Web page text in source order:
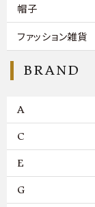
帽子
ファッション雑貨
BRAND
A
C
E
G